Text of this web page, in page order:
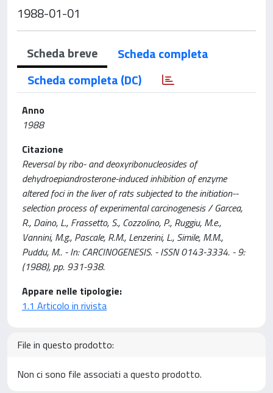
1988-01-01
Scheda breve
Scheda completa
Scheda completa (DC)
Anno
1988
Citazione
Reversal by ribo- and deoxyribonucleosides of
dehydroepiandrosterone-induced inhibition of enzyme
altered foci in the liver of rats subjected to the initiation--
selection process of experimental carcinogenesis / Garcea,
R., Daino, L., Frassetto, S., Cozzolino, P., Ruggiu, M.e.,
Vannini, M.g., Pascale, R.M., Lenzerini, L., Simile, M.M.,
Puddu, M.. - In: CARCINOGENESIS. - ISSN 0143-3334. - 9:
(1988), pp. 931-938.
Appare nelle tipologie:
1.1 Articolo in rivista
File in questo prodotto:
Non ci sono file associati a questo prodotto.